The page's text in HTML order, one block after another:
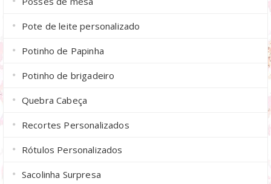
Pote de leite personalizado
Potinho de Papinha
Potinho de brigadeiro
Quebra Cabeça
Recortes Personalizados
Rótulos Personalizados
Sacolinha Surpresa